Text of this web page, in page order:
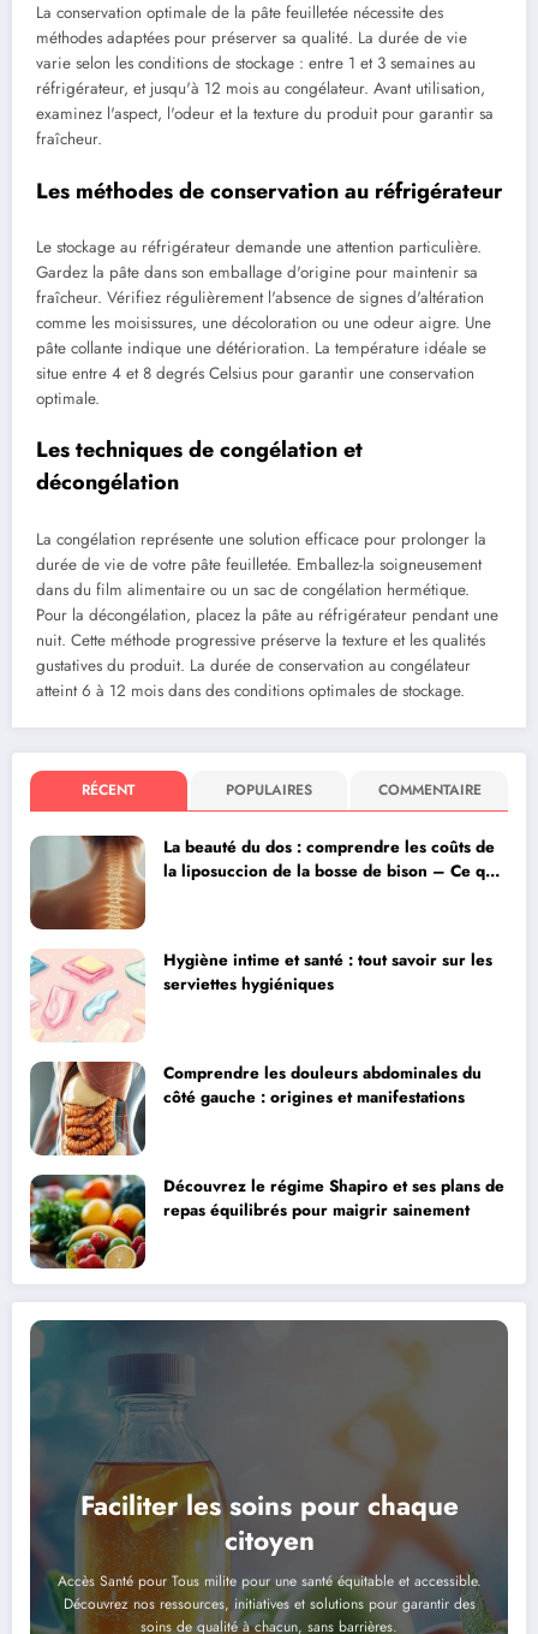
La conservation optimale de la pâte feuilletée nécessite des
méthodes adaptées pour préserver sa qualité. La durée de vie
varie selon les conditions de stockage : entre 1 et 3 semaines au
réfrigérateur, et jusqu'à 12 mois au congélateur. Avant utilisation,
examinez l'aspect, l'odeur et la texture du produit pour garantir sa
fraîcheur.
Les méthodes de conservation au réfrigérateur
Le stockage au réfrigérateur demande une attention particulière.
Gardez la pâte dans son emballage d'origine pour maintenir sa
fraîcheur. Vérifiez régulièrement l'absence de signes d'altération
comme les moisissures, une décoloration ou une odeur aigre. Une
pâte collante indique une détérioration. La température idéale se
situe entre 4 et 8 degrés Celsius pour garantir une conservation
optimale.
Les techniques de congélation et
décongélation
La congélation représente une solution efficace pour prolonger la
durée de vie de votre pâte feuilletée. Emballez-la soigneusement
dans du film alimentaire ou un sac de congélation hermétique.
Pour la décongélation, placez la pâte au réfrigérateur pendant une
nuit. Cette méthode progressive préserve la texture et les qualités
gustatives du produit. La durée de conservation au congélateur
atteint 6 à 12 mois dans des conditions optimales de stockage.
RÉCENT POPULAIRES COMMENTAIRE
La beauté du dos : comprendre les coûts de
la liposuccion de la bosse de bison – Ce que
Hygiène intime et santé : tout savoir sur les
serviettes hygiéniques
Comprendre les douleurs abdominales du
côté gauche : origines et manifestations
Découvrez le régime Shapiro et ses plans de
repas équilibrés pour maigrir sainement
Faciliter les soins pour chaque
citoyen
Accès Santé pour Tous milite pour une santé équitable et accessible.
Découvrez nos ressources, initiatives et solutions pour garantir des
soins de qualité à chacun, sans barrières.